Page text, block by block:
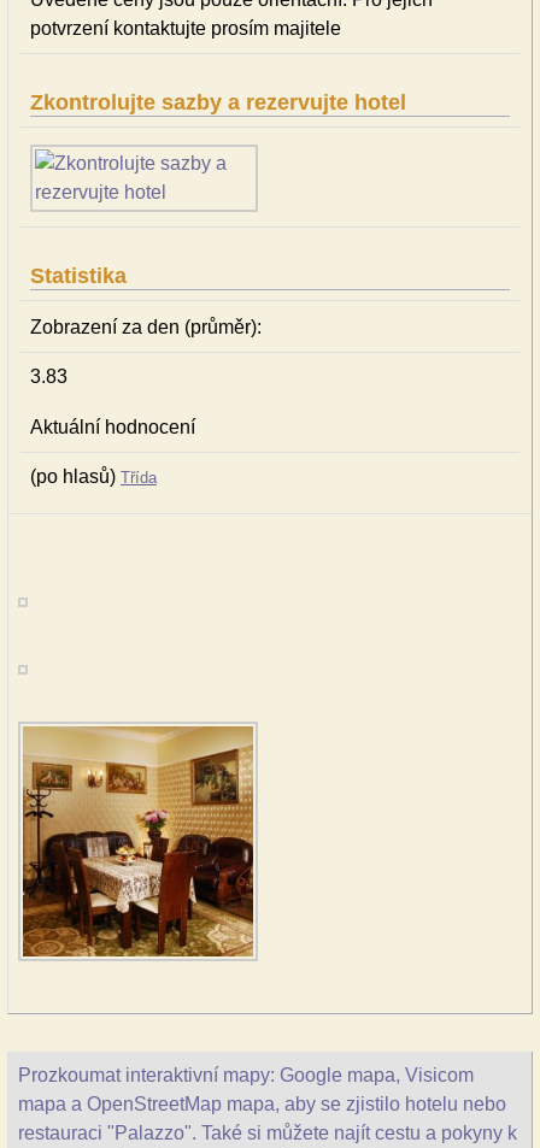
potvrzení kontaktujte prosím majitele
Zkontrolujte sazby a rezervujte hotel
Statistika
Zobrazení za den (průměr):
3.83
Aktuální hodnocení
(po hlasů) Třída
Prozkoumat interaktivní mapy: Google mapa, Visicom
mapa a OpenStreetMap mapa, aby se zjistilo hotelu nebo
restauraci "Palazzo". Také si můžete najít cestu a pokyny k